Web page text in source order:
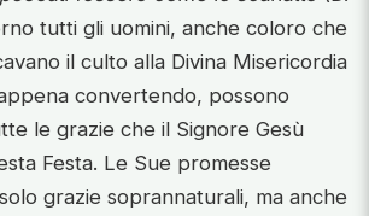
tutti gli uomini, anche coloro che
il culto alla Divina Misericordia
convertendo, possono
le grazie che il Signore Gesù
Festa. Le Sue promesse
grazie soprannaturali, ma anche